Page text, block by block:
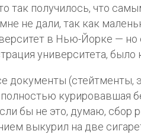
так получилось, что
не дали, так как
в Нью-Йорке — но
университета, было
документы
курировавшая
бы не это, думаю,
выкурил на две